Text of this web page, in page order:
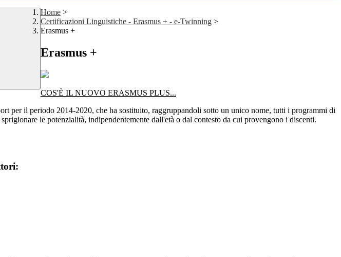
Home >
Certificazioni Linguistiche - Erasmus + - e-Twinning >
Erasmus +
Erasmus +
COS'È IL NUOVO ERASMUS PLUS...
per il periodo 2014-2020, che ha sostituito, raggruppandoli sotto un unico nome, tutti i programmi di
le potenzialità, indipendentemente dall'età o dal contesto da cui provengono i discenti.